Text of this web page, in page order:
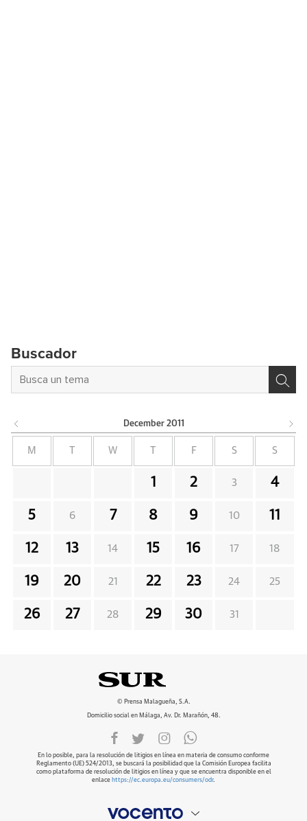
Buscador
December 2011
M W F S S
1 2 3 4
5 6 7 8 9 10 11
12 13 14 15 16 17 18
19 20 21 22 23 24 25
26 27 28 29 30 31
© Prensa Malagueña, S.A.
Domicilio social en Málaga, Av. Dr. Marañón, 48.
En lo posible, para la resolución de litigios en línea en materia de consumo conforme
Reglamento (UE) 524/2013, se buscará la posibilidad que la Comisión Europea facilita
como plataforma de resolución de litigios en línea y que se encuentra disponible en el
enlace https://ec.europa.eu/consumers/odr.